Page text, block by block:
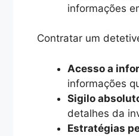
informações
Contratar um
Acesso a
informações
Sigilo
detalhes da
Estratégias